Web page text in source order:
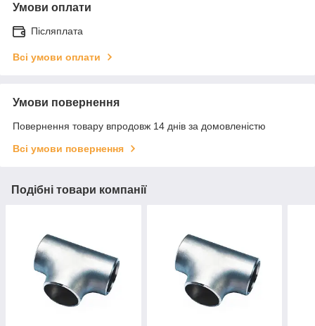
Умови оплати
Післяплата
Всі умови оплати
Умови повернення
Повернення товару впродовж 14 днів за домовленістю
Всі умови повернення
Подібні товари компанії